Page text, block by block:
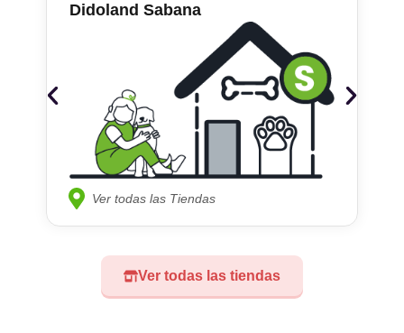
Ver todas las tiendas
Didoland Sabana
Ver todas las Tiendas